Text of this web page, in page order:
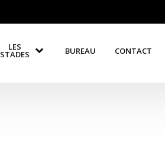
LES
STADES BUREAU CONTACT